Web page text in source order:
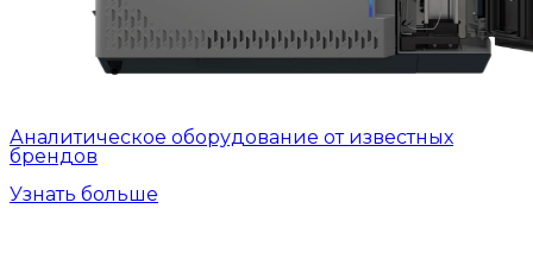
Аналитическое оборудование от известных
брендов
Узнать больше